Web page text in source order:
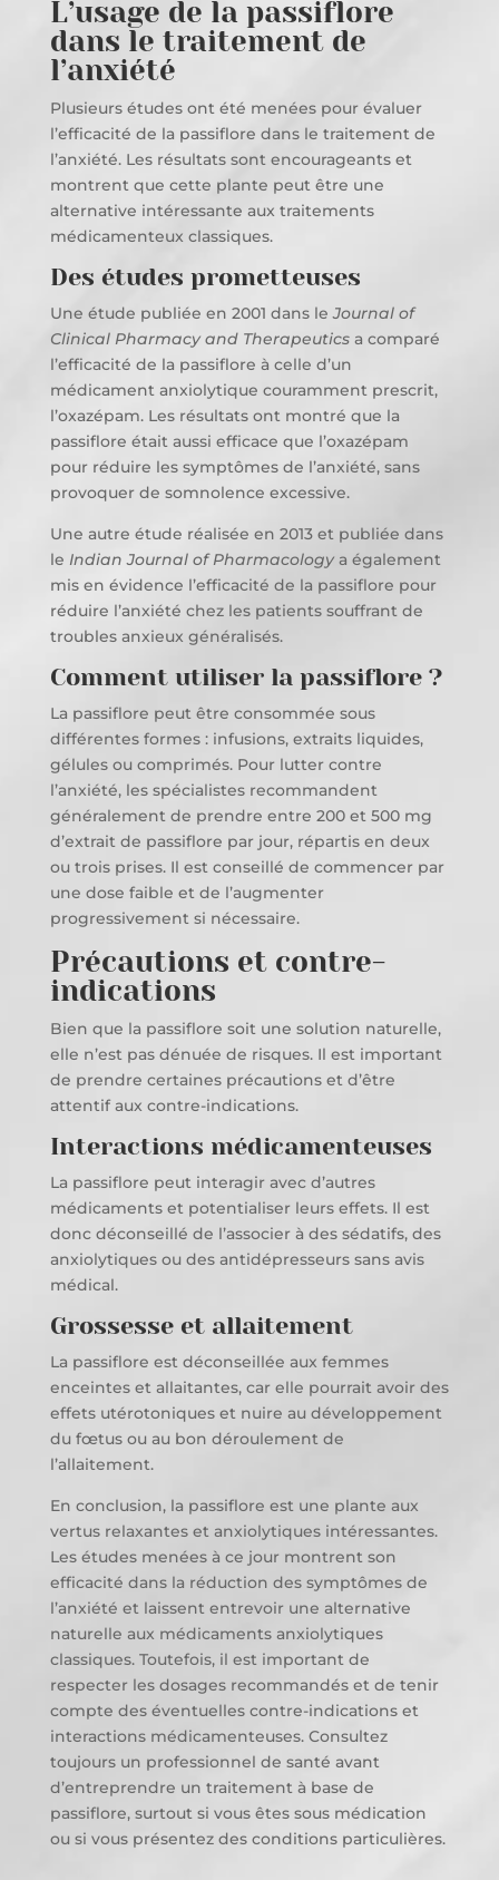
L’usage de la passiflore
dans le traitement de
l’anxiété
Plusieurs études ont été menées pour évaluer
l’efficacité de la passiflore dans le traitement de
l’anxiété. Les résultats sont encourageants et
montrent que cette plante peut être une
alternative intéressante aux traitements
médicamenteux classiques.
Des études prometteuses
Une étude publiée en 2001 dans leJournal of
Clinical Pharmacy and Therapeuticsa comparé
l’efficacité de la passiflore à celle d’un
médicament anxiolytique couramment prescrit,
l’oxazépam. Les résultats ont montré que la
passiflore était aussi efficace que l’oxazépam
pour réduire les symptômes de l’anxiété, sans
provoquer de somnolence excessive.
Une autre étude réalisée en 2013 et publiée dans
le Indian Journal of Pharmacologya également
mis en évidence l’efficacité de la passiflore pour
réduire l’anxiété chez les patients souffrant de
troubles anxieux généralisés.
Comment utiliser la passiflore ?
La passiflore peut être consommée sous
différentes formes : infusions, extraits liquides,
gélules ou comprimés. Pour lutter contre
l’anxiété, les spécialistes recommandent
généralement de prendre entre 200 et 500 mg
d’extrait de passiflore par jour, répartis en deux
ou trois prises. Il est conseillé de commencer par
une dose faible et de l’augmenter
progressivement si nécessaire.
Précautions et contre-
indications
Bien que la passiflore soit une solution naturelle,
elle n’est pas dénuée de risques. Il est important
de prendre certaines précautions et d’être
attentif aux contre-indications.
Interactions médicamenteuses
La passiflore peut interagir avec d’autres
médicaments et potentialiser leurs effets. Il est
donc déconseillé de l’associer à des sédatifs, des
anxiolytiques ou des antidépresseurs sans avis
médical.
Grossesse et allaitement
La passiflore est déconseillée aux femmes
enceintes et allaitantes, car elle pourrait avoir des
effets utérotoniques et nuire au développement
du fœtus ou au bon déroulement de
l’allaitement.
En conclusion, la passiflore est une plante aux
vertus relaxantes et anxiolytiques intéressantes.
Les études menées à ce jour montrent son
efficacité dans la réduction des symptômes de
l’anxiété et laissent entrevoir une alternative
naturelle aux médicaments anxiolytiques
classiques. Toutefois, il est important de
respecter les dosages recommandés et de tenir
compte des éventuelles contre-indications et
interactions médicamenteuses. Consultez
toujours un professionnel de santé avant
d’entreprendre un traitement à base de
passiflore, surtout si vous êtes sous médication
ou si vous présentez des conditions particulières.